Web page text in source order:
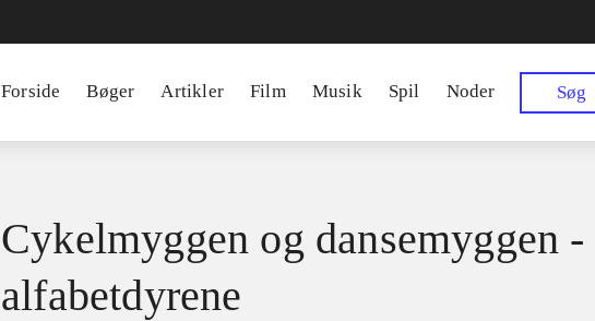
Forside Bøger Artikler Film Musik Spil Noder Søg
Cykelmyggen og dansemyggen -
alfabetdyrene